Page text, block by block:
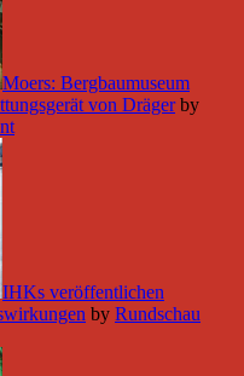
Moers: Bergbaumuseum
von Dräger by
IHKs veröffentlichen
by Rundschau